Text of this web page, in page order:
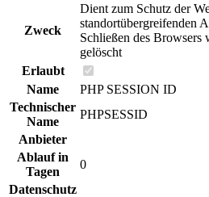
Zweck
Dient zum Schutz der
standortübergreifenden
Schließen des
gelöscht
Erlaubt
Name
PHP SESSION ID
Technischer
Name
PHPSESSID
Anbieter
Ablauf in
Tagen
0
Datenschutz